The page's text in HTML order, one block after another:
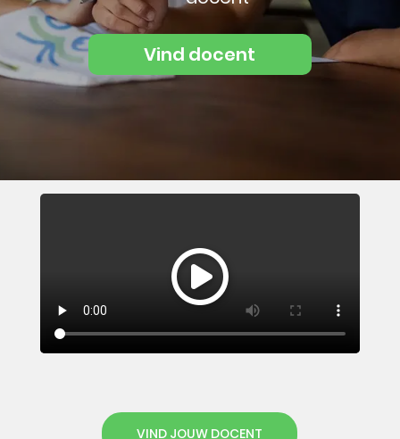
Vind docent
VIND JOUW DOCENT